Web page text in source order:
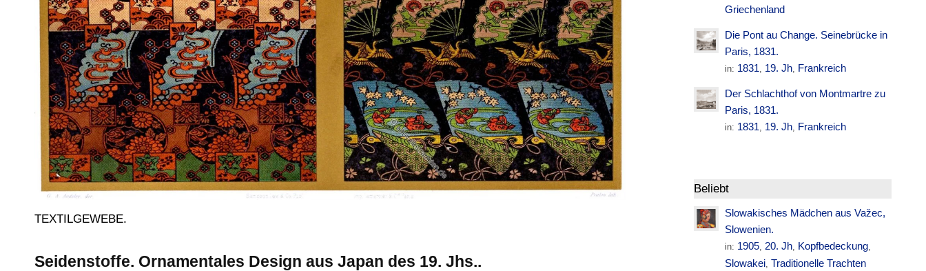
TEXTILGEWEBE.
Seidenstoffe. Ornamentales Design aus Japan des 19. Jhs..
Griechenland
Die Pont au Change. Seinebrücke in
Paris, 1831.
in: 1831, 19. Jh, Frankreich
Der Schlachthof von Montmartre zu
Paris, 1831.
in: 1831, 19. Jh, Frankreich
Beliebt
Slowakisches Mädchen aus Važec,
Slowenien.
in: 1905,20. Jh, Kopfbedeckung,
Slowakei, Traditionelle Trachten